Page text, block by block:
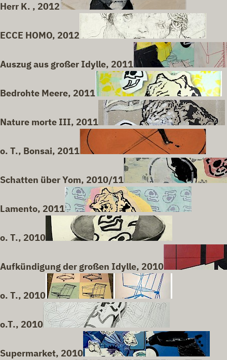
Herr K. , 2012
ECCE HOMO, 2012
Auszug aus großer Idylle, 2011
Bedrohte Meere, 2011
Nature morte III, 2011
o. T., Bonsai, 2011
Schatten über Yom, 2010/11
Lamento, 2011
o. T., 2010
Aufkündigung der großen Idylle, 2010
o. T., 2010
o.T., 2010
Supermarket, 2010